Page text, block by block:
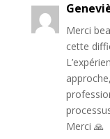
Merci
cette
Merci 🙏